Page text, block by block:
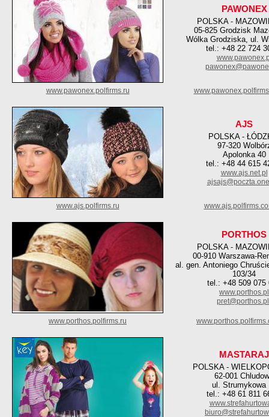
PAWONEX
POLSKA -
05-825 Grodzisk
Wólka Grodziska, ul.
tel.: +48 22 724
www.pawonex.polfirms.ru
AJS
POLSKA -
97-320
Apolonka 40
tel.: +48 44 615
www.ajs.net.pl
www.ajs.polfirms.ru
PORTHOS
POLSKA -
00-910 Warszawa-
al. gen. Antoniego
103/34
tel.: +48 509 075
www.porthos.pl
pret@porthos.pl
www.porthos.polfirms.ru
MASTARAJ
POLSKA -
62-001
ul. Strumykowa
tel.: +48 61 811